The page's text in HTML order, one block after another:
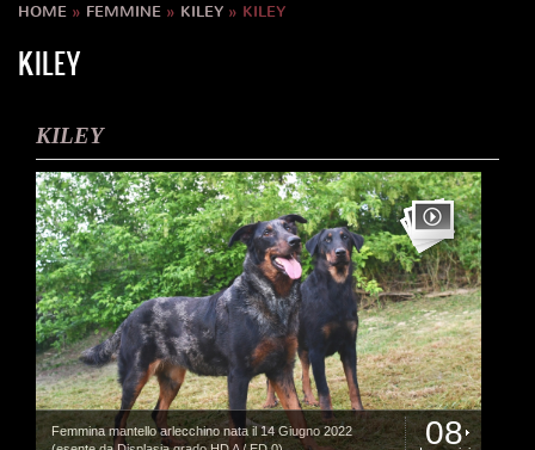
HOME » FEMMINE » KILEY » KILEY
KILEY
KILEY
Femmina mantello arlecchino nata il 14 Giugno 2022
08